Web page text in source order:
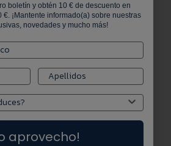
boletín y obtén 10 € de descuento en
€. ¡Mantente informado(a) sobre nuestras
novedades y mucho más!
aprovecho!